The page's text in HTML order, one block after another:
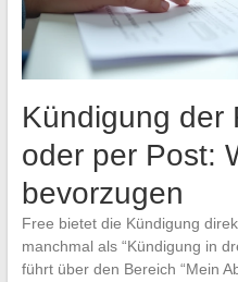
Kündigung der
oder per Post:
bevorzugen
Free bietet die Kündigung
manchmal als “Kündigung in
führt über den Bereich “Mein